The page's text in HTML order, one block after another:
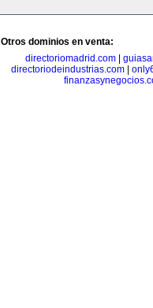
Otros dominios en venta:
directoriomadrid.com|
directoriodeindustrias.com|